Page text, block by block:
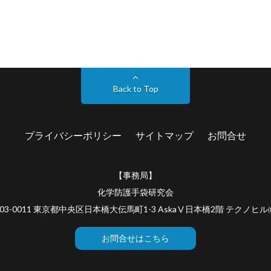
Back to Top
プライバシーポリシー サイトマップ お問合せ
【事務局】
化学防護手袋研究会
0011 東京都中央区日本橋大伝馬町1-3 AskaⅤ日本橋2階 テクノヒル
お問合せはこちら